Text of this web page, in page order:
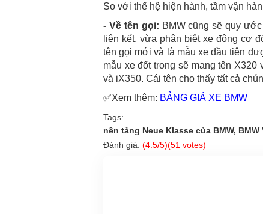
So với thế hệ hiện hành, tầm vận
- Về tên gọi: BMW cũng sẽ quy
liên kết, vừa phân biệt xe động cơ
tên gọi mới và là mẫu xe đầu tiên
mẫu xe đốt trong sẽ mang tên
và iX350. Cái tên cho thấy tất cả
✅Xem thêm: BẢNG GIÁ XE BMW
Tags:
nền tảng Neue Klasse của BMW,
Đánh giá: (4.5/5)(51 votes)